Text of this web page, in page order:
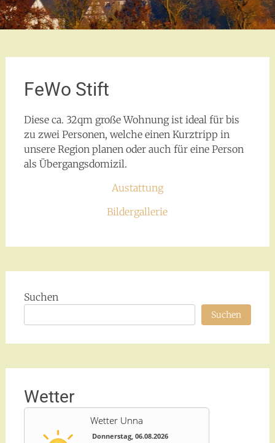
FeWo Stift
Diese ca. 32qm große Wohnung ist ideal für bis
zu zwei Personen, welche einen Kurztripp in
unsere Region planen oder auch für eine Person
als Übergangsdomizil.
Austattung
Bildergallerie
Suchen
Suchen
Wetter
Wetter Unna
Donnerstag, 06.08.2026